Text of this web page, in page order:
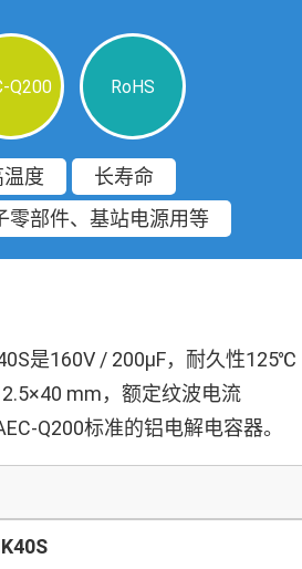
Q200 RoHS
温度
长寿命
零部件、基站电源用等
是160V / 200µF，耐久性125℃
mm，额定纹波电流
Q200标准的铝电解电容器。